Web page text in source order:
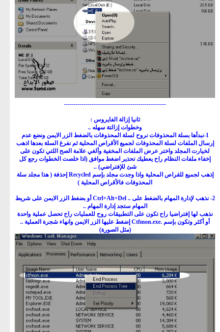
----------------------------------------------------
ثانيا إزالة الفايروس :
وخطوات إزالتة سهله ..
1-نبدأها بسلة المحذوفات نروح لسلة المحذوفات بالضغط الزر الايمن ونضع عدم
إرسال الملفات لسلة المحذوفات لجميع الأقراص المحلية ثم نفرغ السلة بعدها اذهب
لخيارت المجلد واختر عرض الملفات المخفية وألغي علامة الصح اللتي تكون على
إخفاء ملفات النظام راح يعطيك تحذير اضغط موافق (اذا خلصت الخطوات رجع كل
شئ للإفتراضي) ..
إذهب لجميع للقراص المحلية واذا وجدت مجلد بإسم Recycled إحذفة ( هذا مجلد سلة
المحذوفات فالأقراص المحلية )
2- نذهب لإدارة المهام بالضغط على .. Ctrl+Alt+Del أو بضغط الزر الايمن على شريط
المهام ستجد إدارة المهام ..
نذهب لها إفتراضيا راح تكون على التطبيقات روح للعمليات راح تحصل عملية واحدة
أو أكثر وتكون بإسم .Ctfmon.exe إضغط عليها الزر الايمن وانهاء شجرة العملية ..
(مثل الصورة)